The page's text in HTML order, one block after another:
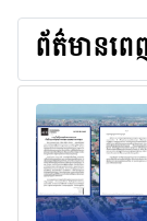
ព័ត៌មានព